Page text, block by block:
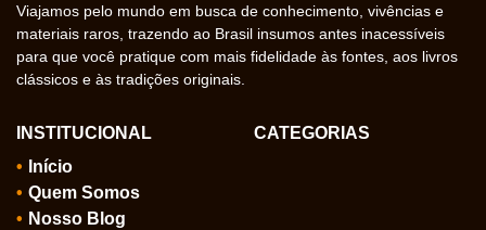
Viajamos pelo mundo em busca de conhecimento, vivências e
materiais raros, trazendo ao Brasil insumos antes inacessíveis
para que você pratique com mais fidelidade às fontes, aos livros
clássicos e às tradições originais.
INSTITUCIONAL
Início
Quem Somos
Nosso Blog
CATEGORIAS